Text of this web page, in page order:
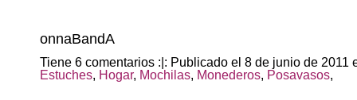
onnaBandA
Tiene 6 comentarios :|: Publicado el 8 de junio de 2011
Estuches, Hogar, Mochilas, Monederos, Posavasos,